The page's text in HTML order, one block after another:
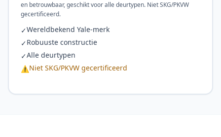
en betrouwbaar, geschikt voor alle deurtypen. Niet SKG/PKVW
gecertificeerd.
✓Wereldbekend Yale-merk
✓Robuuste constructie
✓Alle deurtypen
⚠Niet SKG/PKVW gecertificeerd